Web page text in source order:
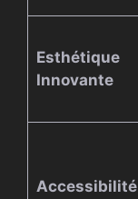
Esthétique
Innovante
Accessibilité